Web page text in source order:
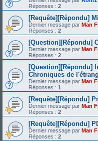
Réponses : 2
[Requête][Répondu]
Dernier message par Man
Réponses : 2
[Question][Répondu]
Dernier message par Man
Réponses : 2
[Question][Répondu]
Chroniques de
Dernier message par Man
Réponses : 1
[Requête][Répondu]
Dernier message par Man
Réponses : 2
[Requête][Répondu]
Dernier message par Man
Réponses : 2